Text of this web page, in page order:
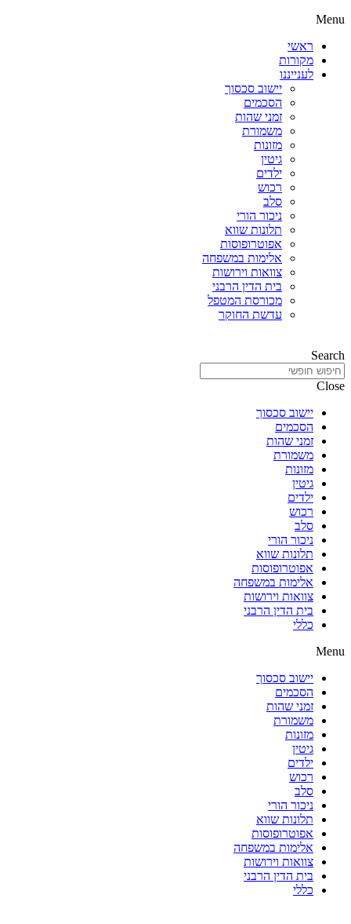
Menu
ראשי
מקורות
לענייננו
יישוב סכסוך
הסכמים
זמני שהות
משמורת
מזונות
גיטין
ילדים
רכוש
סלב
ניכור הורי
תלונות שווא
אפוטרופוסות
אלימות במשפחה
צוואות וירושות
בית הדין הרבני
מכורסת המטפל
עדשת החוקר
Search
Close
יישוב סכסוך
הסכמים
זמני שהות
משמורת
מזונות
גיטין
ילדים
רכוש
סלב
ניכור הורי
תלונות שווא
אפוטרופוסות
אלימות במשפחה
צוואות וירושות
בית הדין הרבני
כללי
Menu
יישוב סכסוך
הסכמים
זמני שהות
משמורת
מזונות
גיטין
ילדים
רכוש
סלב
ניכור הורי
תלונות שווא
אפוטרופוסות
אלימות במשפחה
צוואות וירושות
בית הדין הרבני
כללי